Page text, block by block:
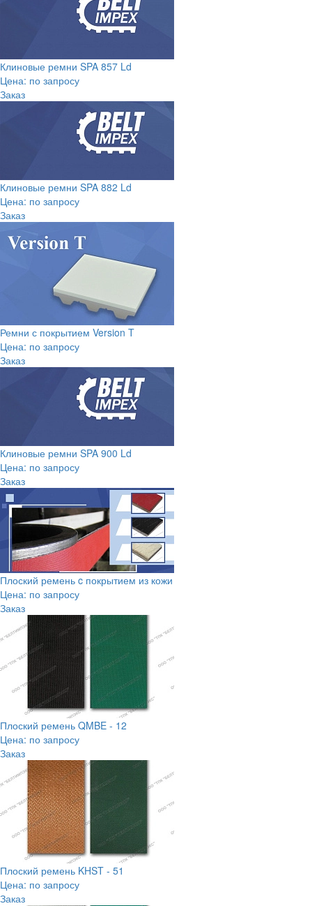
Клиновые ремни SPA 857 Ld
Цена: по запросу
Заказ
Клиновые ремни SPA 882 Ld
Цена: по запросу
Заказ
Ремни с покрытием Version T
Цена: по запросу
Заказ
Клиновые ремни SPA 900 Ld
Цена: по запросу
Заказ
Плоский ремень c покрытием из кожи
Цена: по запросу
Заказ
Плоский ремень QMBE - 12
Цена: по запросу
Заказ
Плоский ремень KHST - 51
Цена: по запросу
Заказ